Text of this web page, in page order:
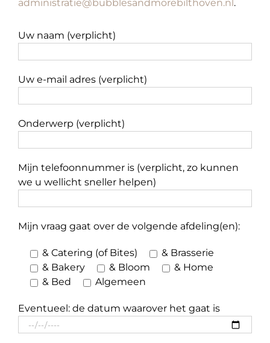
administratie@bubblesandmorebilthoven.nl .
Uw naam (verplicht)
Uw e-mail adres (verplicht)
Onderwerp (verplicht)
Mijn telefoonnummer is (verplicht, zo kunnen
we u wellicht sneller helpen)
Mijn vraag gaat over de volgende afdeling(en):
& Catering (of Bites)
& Brasserie
& Bakery
& Bloom
& Home
& Bed
Algemeen
Eventueel: de datum waarover het gaat is